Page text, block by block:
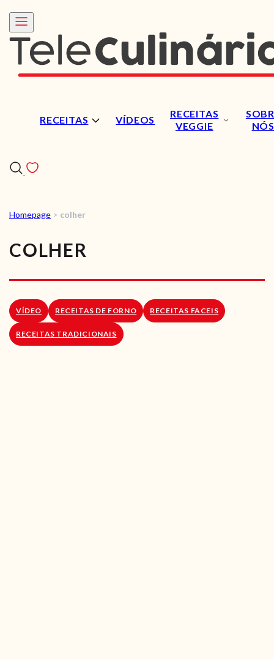
RECEITAS VÍDEOS
RECEITAS
VEGGIE
NÓS
RECEITAS VEGGIE
SOBRE NÓS
LOJA ONLINE
Homepage > colher
COLHER
VÍDEO RECEITAS DE FORNO RECEITAS FACEIS
RECEITAS TRADICIONAIS